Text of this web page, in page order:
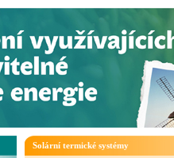
Solární termické systémy